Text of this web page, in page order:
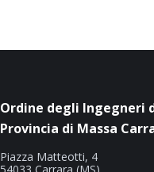
Ordine degli Ingegneri
Provincia di Massa
Piazza Matteotti, 4